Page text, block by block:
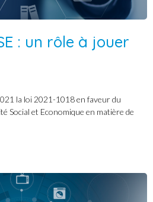
: un rôle à jouer
la loi 2021-1018 en faveur du
Social et Economique en matière de